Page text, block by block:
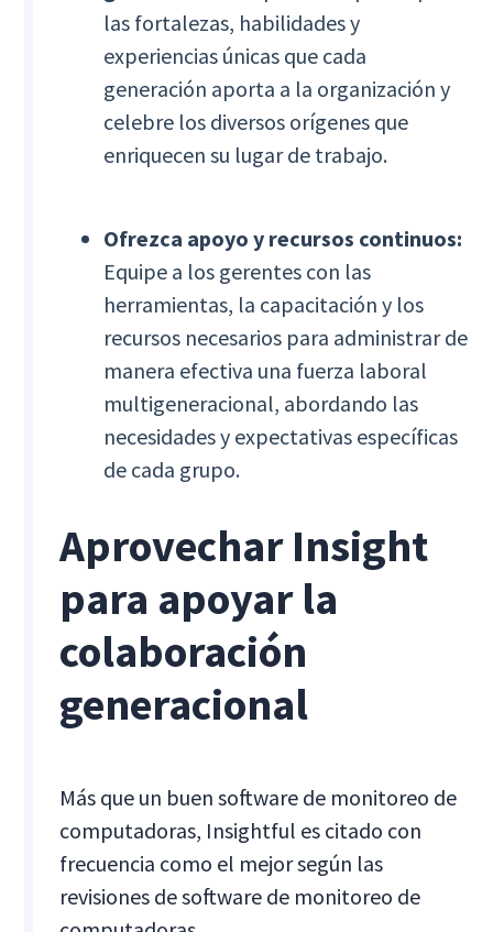
las fortalezas, habilidades y
experiencias únicas que cada
generación aporta a la organización y
celebre los diversos orígenes que
enriquecen su lugar de trabajo.
Ofrezca apoyo y recursos continuos:
Equipe a los gerentes con las
herramientas, la capacitación y los
recursos necesarios para administrar de
manera efectiva una fuerza laboral
multigeneracional, abordando las
necesidades y expectativas específicas
de cada grupo.
Aprovechar Insight
para apoyar la
colaboración
generacional
Más que un buen software de monitoreo de
computadoras, Insightful es citado con
frecuencia como el mejor según las
revisiones de software de monitoreo de